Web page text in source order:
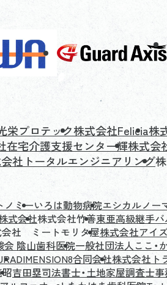
栄プロテック株式会社Felicia株
在宅介護支援センター輝株式会
社トータルエンジニアリング
ノミーいろは動物病院エシカルノー
式会社株式会社竹善東亜高級継手
会社 ミートモリタ屋株式会社アイ
会 陰山歯科医院一般社団法人ここ・
DIMENSION8合同会社株式会社ト
吉田塁司法書士・土地家屋調査士